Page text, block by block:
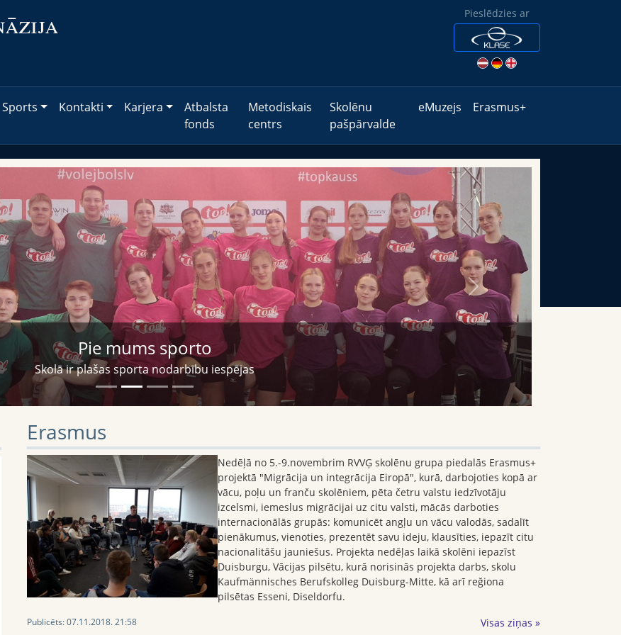
Pieslēdzies ar
Sports Kontakti Karjera
Atbalsta
fonds
Metodiskais
centrs
Skolēnu
pašpārvalde
eMuzejs Erasmus+
Pie mums sporto
Skolā ir plašas sporta nodarbību iespējas
Next
Erasmus
Nedēļā no 5.-9.novembrim RVVĢ skolēnu grupa piedalās Erasmus+
projektā "Migrācija un integrācija Eiropā", kurā, darbojoties kopā ar
vācu, poļu un franču skolēniem, pēta četru valstu iedzīvotāju
izcelsmi, iemeslus migrācijai uz citu valsti, mācās darboties
internacionālās grupās: komunicēt angļu un vācu valodās, sadalīt
pienākumus, vienoties, prezentēt savu ideju, klausīties, iepazīt citu
nacionalitāšu jauniešus. Projekta nedēļas laikā skolēni iepazīst
Duisburgu, Vācijas pilsētu, kurā norisinās projekta darbs, skolu
Kaufmännisches Berufskolleg Duisburg-Mitte, kā arī reğiona
pilsētas Esseni, Diseldorfu.
Publicēts:07.11.2018. 21:58 Visas ziņas »